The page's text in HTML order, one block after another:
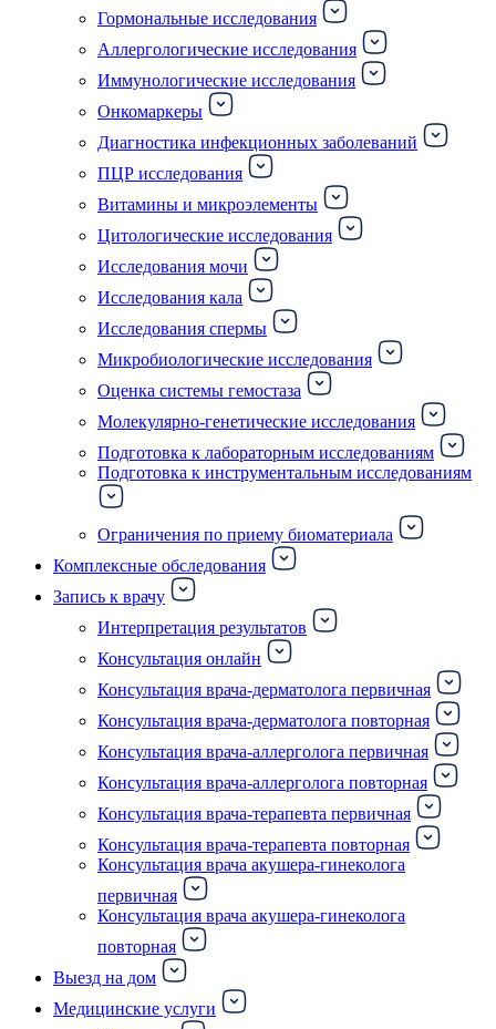
Гормональные исследования
Аллергологические исследования
Иммунологические исследования
Онкомаркеры
Диагностика инфекционных заболеваний
ПЦР исследования
Витамины и микроэлементы
Цитологические исследования
Исследования мочи
Исследования кала
Исследования спермы
Микробиологические исследования
Оценка системы гемостаза
Молекулярно-генетические исследования
Подготовка к лабораторным исследованиям
Подготовка к инструментальным исследованиям
Ограничения по приему биоматериала
Комплексные обследования
Запись к врачу
Интерпретация результатов
Консультация онлайн
Консультация врача-дерматолога первичная
Консультация врача-дерматолога повторная
Консультация врача-аллерголога первичная
Консультация врача-аллерголога повторная
Консультация врача-терапевта первичная
Консультация врача-терапевта повторная
Консультация врача акушера-гинеколога
первичная
Консультация врача акушера-гинеколога
повторная
Выезд на дом
Медицинские услуги